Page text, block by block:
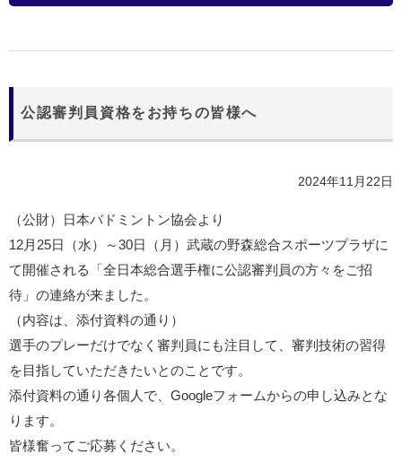
公認審判員資格をお持ちの皆様へ
2024年11月22日
（公財）日本バドミントン協会より
12月25日（水）～30日（月）武蔵の野森総合スポーツプラザに
て開催される「全日本総合選手権に公認審判員の方々をご招
待」の連絡が来ました。
（内容は、添付資料の通り）
選手のプレーだけでなく審判員にも注目して、審判技術の習得
を目指していただきたいとのことです。
添付資料の通り各個人で、Googleフォームからの申し込みとな
ります。
皆様奮ってご応募ください。